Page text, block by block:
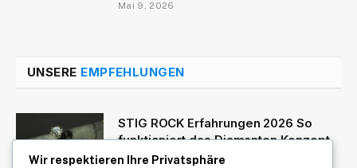
Mai 9, 2026
UNSERE EMPFEHLUNGEN
STIG ROCK Erfahrungen 2026 So
funktioniert das Diamanten Konzept
August 4, 2026
Wir respektieren Ihre Privatsphäre